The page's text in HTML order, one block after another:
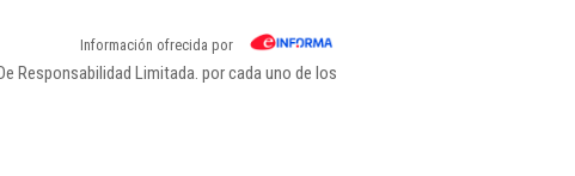
Información ofrecida por
Responsabilidad Limitada. por cada uno de los